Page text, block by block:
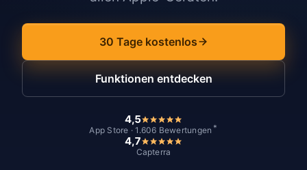
30 Tage kostenlos
Funktionen entdecken
4,5
App Store · 1.606 Bewertungen *
4,7
Capterra